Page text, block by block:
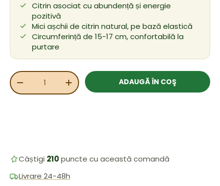
Citrin asociat cu abundență și energie
pozitivă
Mici așchii de citrin natural, pe bază elastică
Circumferință de 15-17 cm, confortabilă la
purtare
Cant.
REDUCEȚI CANTITATEAMĂRIȚI CANTITATEAADAUGĂ ÎN COŞ
Câștigi 210puncte cu această comandă
Livrare 24-48h